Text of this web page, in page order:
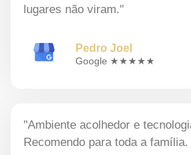
lugares não viram."
Pedro Joel
Google ★★★★★
"Ambiente acolhedor e
Recomendo para toda a